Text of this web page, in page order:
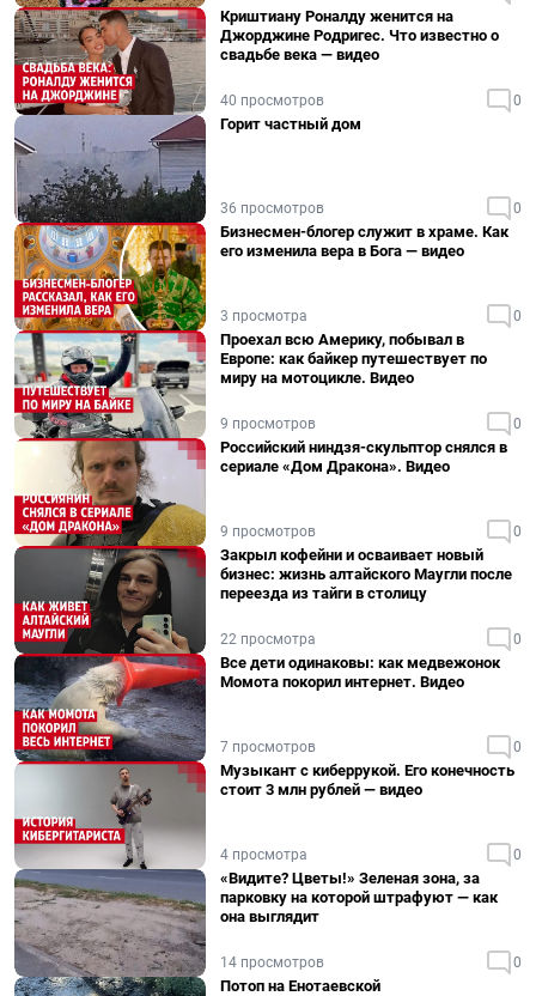
Криштиану Роналду женится на
Джорджине Родригес. Что известно о
свадьбе века — видео
40 просмотров 0
Горит частный дом
36 просмотров 0
Бизнесмен-блогер служит в храме. Как
его изменила вера в Бога — видео
3 просмотра 0
Проехал всю Америку, побывал в
Европе: как байкер путешествует по
миру на мотоцикле. Видео
9 просмотров 0
Российский ниндзя-скульптор снялся в
сериале «Дом Дракона». Видео
9 просмотров 0
Закрыл кофейни и осваивает новый
бизнес: жизнь алтайского Маугли после
переезда из тайги в столицу
22 просмотра 0
Все дети одинаковы: как медвежонок
Момота покорил интернет. Видео
7 просмотров 0
Музыкант с киберрукой. Его конечность
стоит 3 млн рублей — видео
4 просмотра 0
«Видите? Цветы!» Зеленая зона, за
парковку на которой штрафуют — как
она выглядит
14 просмотров 0
Потоп на Енотаевской